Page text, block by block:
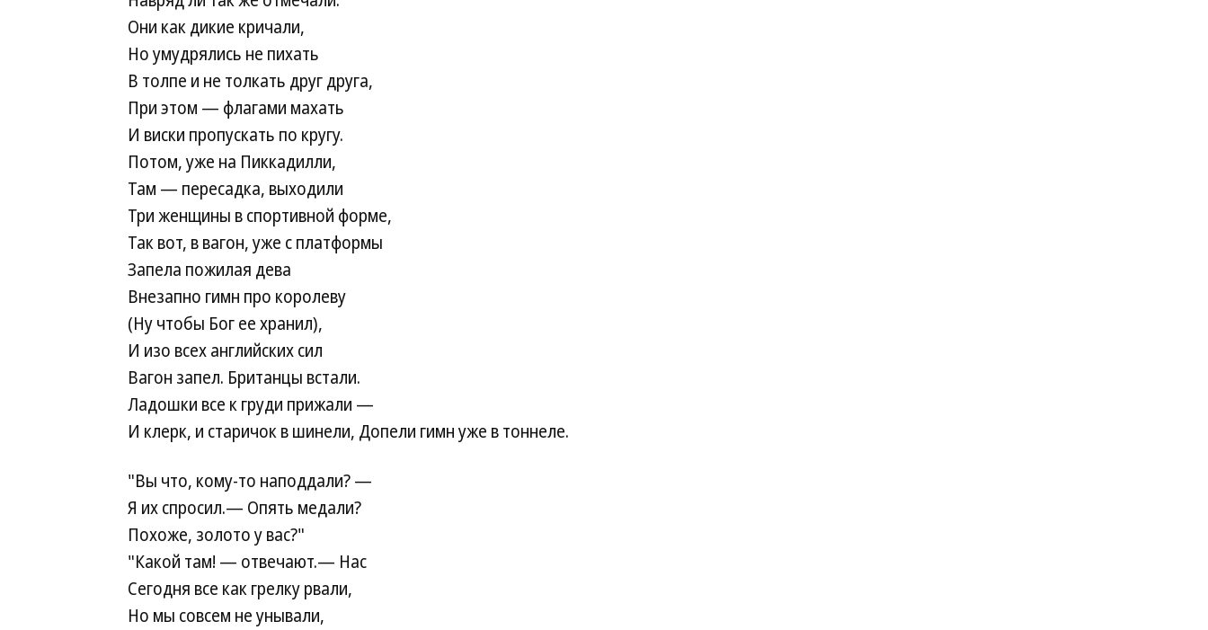
Они как дикие кричали,
Но умудрялись не пихать
В толпе и не толкать друг друга,
При этом — флагами махать
И виски пропускать по кругу.
Потом, уже на Пиккадилли,
Там — пересадка, выходили
Три женщины в спортивной форме,
Так вот, в вагон, уже с платформы
Запела пожилая дева
Внезапно гимн про королеву
(Ну чтобы Бог ее хранил),
И изо всех английских сил
Вагон запел. Британцы встали.
Ладошки все к груди прижали —
И клерк, и старичок в шинели, Допели гимн уже в тоннеле.
"Вы что, кому-то наподдали? —
Я их спросил.— Опять медали?
Похоже, золото у вас?"
"Какой там! — отвечают.— Нас
Сегодня все как грелку рвали,
Но мы совсем не унывали,